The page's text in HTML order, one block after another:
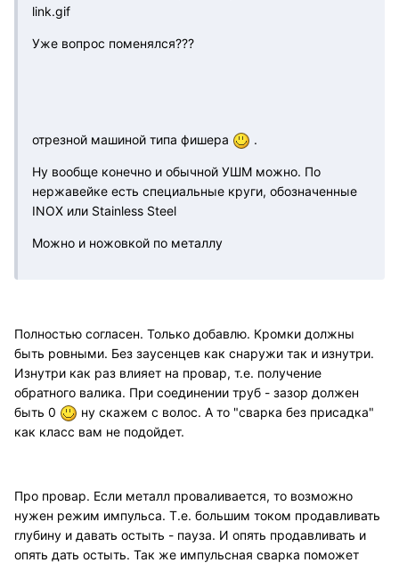
link.gif
Уже вопрос поменялся???
отрезной машиной типа фишера .
Ну вообще конечно и обычной УШМ можно. По
нержавейке есть специальные круги, обозначенные
INOX или Stainless Steel
Можно и ножовкой по металлу
Полностью согласен. Только добавлю. Кромки должны
быть ровными. Без заусенцев как снаружи так и изнутри.
Изнутри как раз влияет на провар, т.е. получение
обратного валика. При соединении труб - зазор должен
быть 0
ну скажем с волос. А то "сварка без присадка"
как класс вам не подойдет.
Про провар. Если металл проваливается, то возможно
нужен режим импульса. Т.е. большим током продавливать
глубину и давать остыть - пауза. И опять продавливать и
опять дать остыть. Так же импульсная сварка поможет